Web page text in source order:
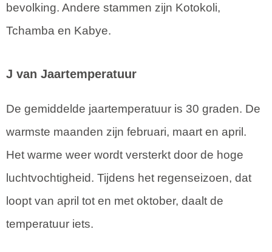
bevolking. Andere stammen zijn Kotokoli,
Tchamba en Kabye.
J van Jaartemperatuur
De gemiddelde jaartemperatuur is 30 graden. De
warmste maanden zijn februari, maart en april.
Het warme weer wordt versterkt door de hoge
luchtvochtigheid. Tijdens het regenseizoen, dat
loopt van april tot en met oktober, daalt de
temperatuur iets.